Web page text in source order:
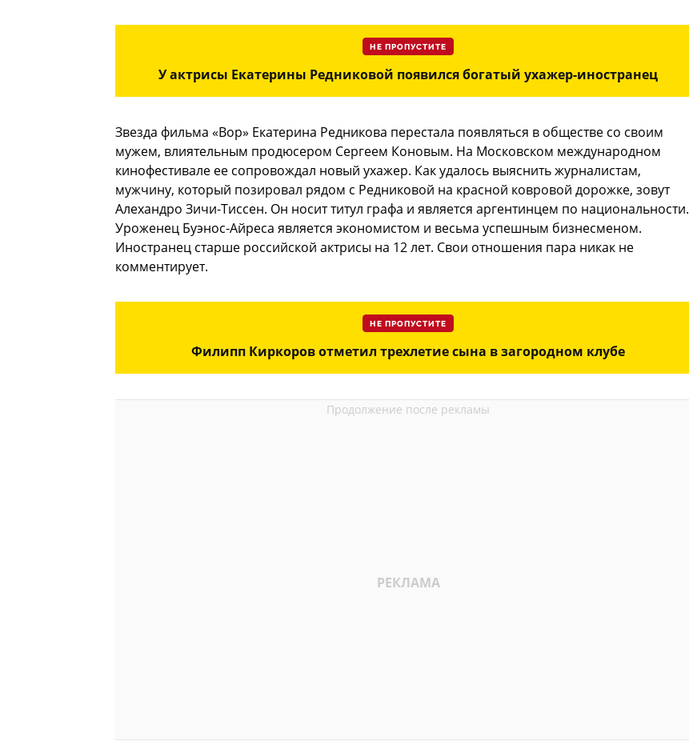
НЕ ПРОПУСТИТЕ
У актрисы Екатерины Редниковой появился богатый ухажер-иностранец
Звезда фильма «Вор» Екатерина Редникова перестала появляться в обществе со своим
мужем, влиятельным продюсером Сергеем Коновым. На Московском международном
кинофестивале ее сопровождал новый ухажер. Как удалось выяснить журналистам,
мужчину, который позировал рядом с Редниковой на красной ковровой дорожке, зовут
Алехандро Зичи-Тиссен. Он носит титул графа и является аргентинцем по национальности.
Уроженец Буэнос-Айреса является экономистом и весьма успешным бизнесменом.
Иностранец старше российской актрисы на 12 лет. Свои отношения пара никак не
комментирует.
НЕ ПРОПУСТИТЕ
Филипп Киркоров отметил трехлетие сына в загородном клубе